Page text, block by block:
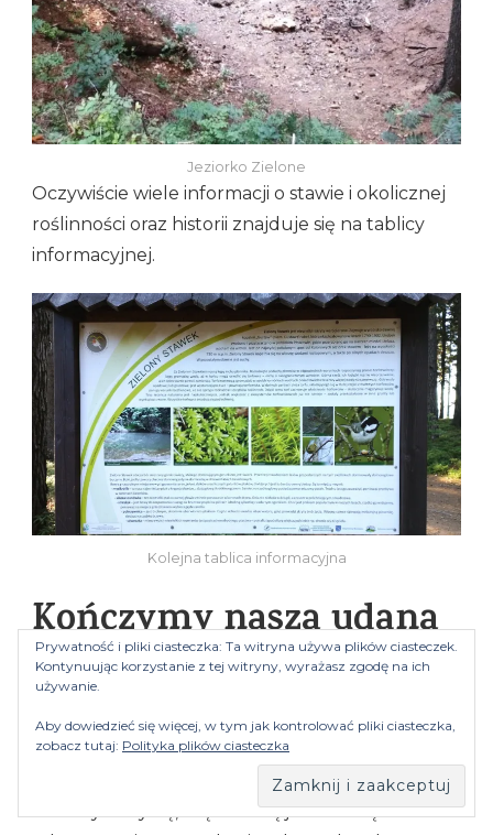
Jeziorko Zielone
Oczywiście wiele informacji o stawie i okolicznej
roślinności oraz historii znajduje się na tablicy
informacyjnej.
Kolejna tablica informacyjna
Kończymy naszą udaną
wycieczkę
Do samochodu wracamy tą samą drogą, jaką tu
dotarliśmy jednak widoki przy zmienionym
oświetleniu słonecznym są już nieco inne.
Zachwycamy się, więc znaną już okolicą i
Prywatność i pliki ciasteczka: Ta witryna używa plików ciasteczek.
Kontynuując korzystanie z tej witryny, wyrażasz zgodę na ich
używanie.
Aby dowiedzieć się więcej, w tym jak kontrolować pliki ciasteczka,
zobacz tutaj: Polityka plików ciasteczka